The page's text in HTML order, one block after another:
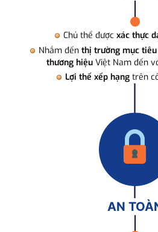
Chủ thể được xác thực
Nhắm đến thị trường mục tiêu
thương hiệuViệt Nam đến
Lợi thế xếp hạng trên
AN